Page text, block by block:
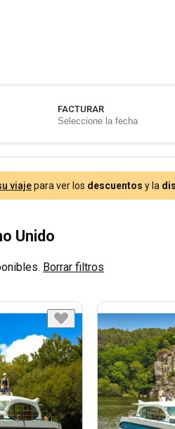
FACTURAR
viajepara ver los descuentos y la
Unido
Borrar filtros